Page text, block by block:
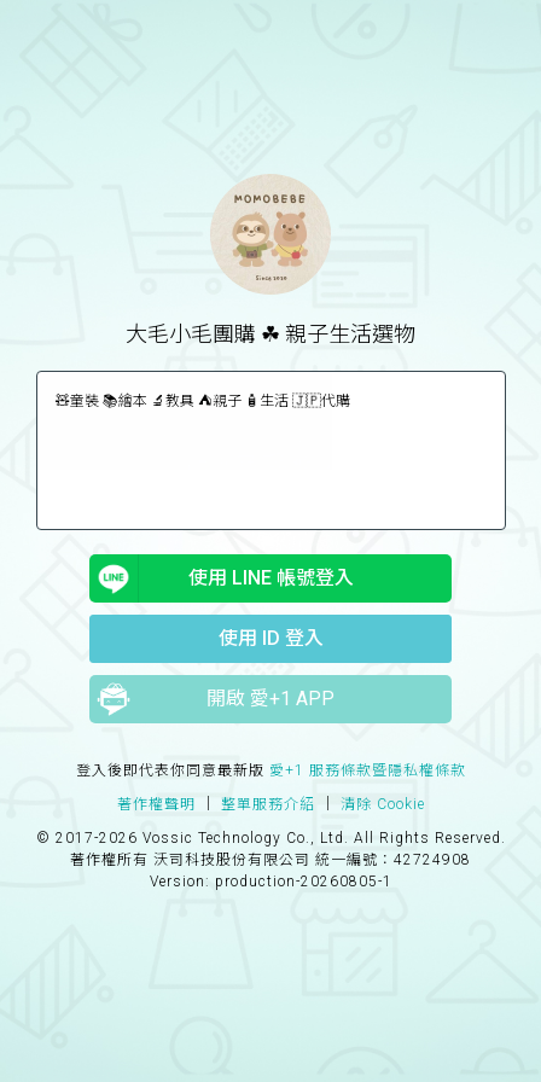
大毛小毛團購 ☘︎ 親子生活選物
🧸童裝 📚繪本 🔬教具 ⛺️親子 🧴生活 🇯🇵代購
使用 LINE 帳號登入
使用 ID 登入
開啟 愛+1 APP
登入後即代表你同意最新版 愛+1 服務條款暨隱私權條款
著作權聲明
整單服務介紹
清除 Cookie
© 2017-2026 Vossic Technology Co., Ltd. All Rights Reserved.
著作權所有 沃司科技股份有限公司 統一編號：42724908
Version: production-20260805-1